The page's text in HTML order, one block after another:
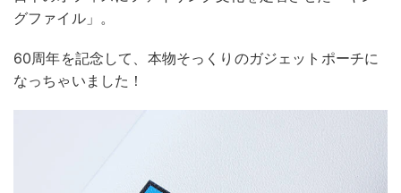
グファイル」。
60周年を記念して、本物そっくりのガジェットポーチに
なっちゃいました！